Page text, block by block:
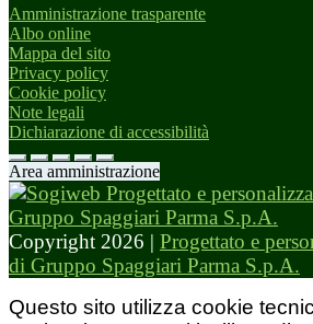
Amministrazione trasparente
Albo online
Mappa del sito
Privacy policy
Cookie policy
Note legali
Dichiarazione di accessibilità
Area amministrazione
Copyright 2026 | Progettato e
di Gruppo Spaggiari Parma S.p.A.
Questo sito utilizza cookie